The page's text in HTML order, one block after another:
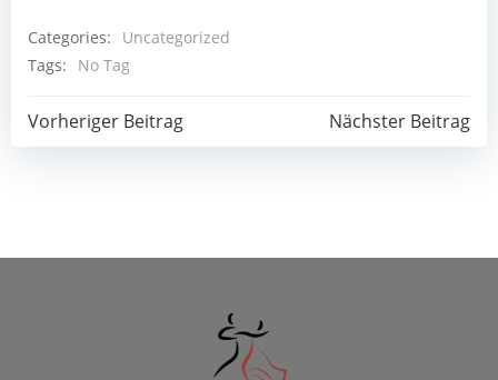
Categories:
Uncategorized
Tags:
No Tag
Post
Vorheriger Beitrag
PostNächster Beitrag